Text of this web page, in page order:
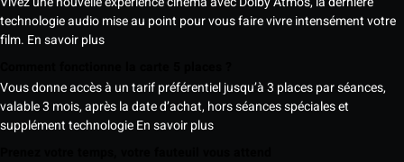
technologie audio mise au point pour vous faire vivre intensément votre
film. En savoir plus
Vous donne accès à un tarif préférentiel jusqu’à 3 places par séances,
valable 3 mois, après la date d’achat, hors séances spéciales et
supplément technologieEn savoir plus